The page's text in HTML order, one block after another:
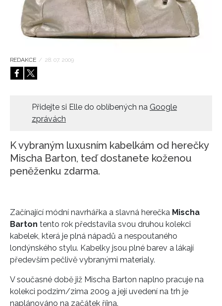
HOME
REDAKCE / 28. 07. 2009
Přidejte si Elle do oblíbených na Google
zprávách
K vybraným luxusním kabelkám od herečky
Mischa Barton, teď dostanete koženou
peněženku zdarma.
Začínající módní navrhářka a slavná herečka Mischa
Barton tento rok představila svou druhou kolekci
kabelek, která je plná nápadů a nespoutaného
londýnského stylu. Kabelky jsou plné barev a lákají
především pečlivě vybranými materialy.
V současné době již Mischa Barton naplno pracuje na
kolekci podzim/zima 2009 a její uvedení na trh je
naplánováno na začátek října.